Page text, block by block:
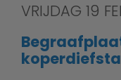
VRIJDAG 19